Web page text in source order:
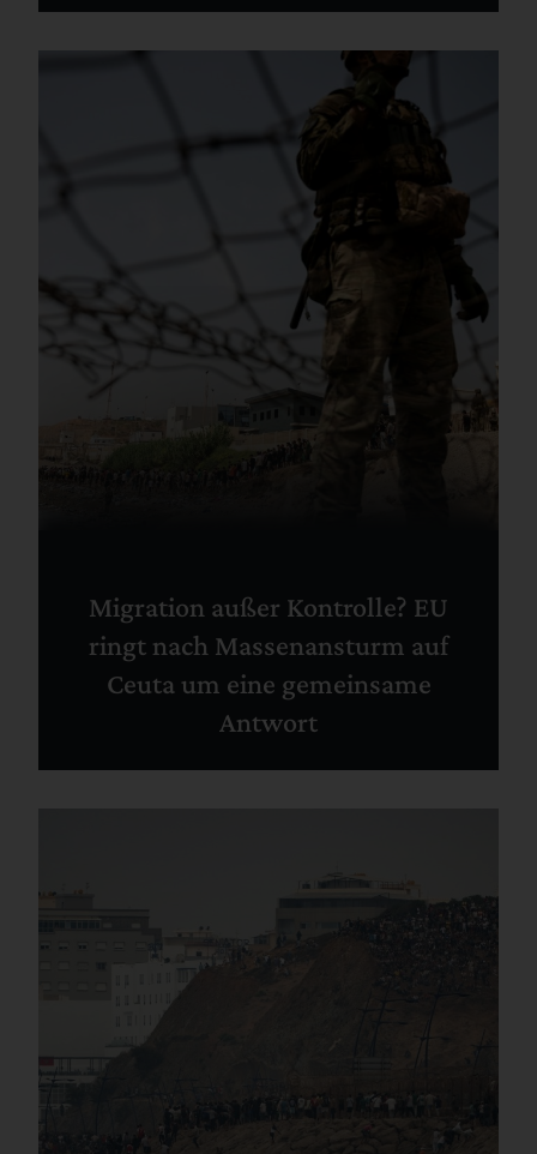
Migration außer Kontrolle? EU
ringt nach Massenansturm auf
Ceuta um eine gemeinsame
Antwort